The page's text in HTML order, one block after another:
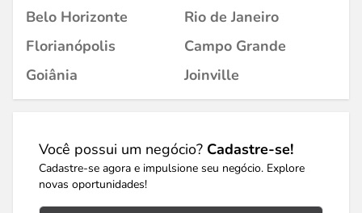
Belo Horizonte
Rio de Janeiro
Florianópolis
Campo Grande
Goiânia
Joinville
Você possui um negócio? Cadastre-se!
Cadastre-se agora e impulsione seu negócio. Explore
novas oportunidades!